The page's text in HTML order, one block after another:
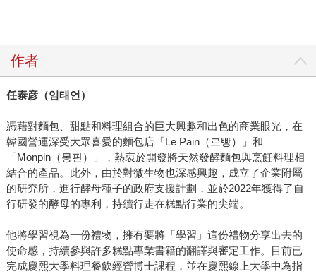
作者
任泰彦（임태언 ）
憑藉對麵包、甜點和料理組合的巨大興趣和出色的商業眼光，在
韓國營運深受大眾喜愛的麵包店「Le Pain（르빵）」和
「Monpin（몽핀）」，熱衷於開發將天然發酵麵包與烹飪料理相
結合的產品。此外，由於對微生物也深感興趣，成立了企業附屬
的研究所，進行酵母種子的政府支援計劃，並於2022年獲得了自
行研發的酵母的專利，持續行走在糕點行業的尖端。
他將學習視為一份禮物，擁有要將「學習」這份禮物分享出去的
使命感，持續參與許多糕點專業書籍的翻譯與審定工作。目前已
完成慶熙大學料理餐飲經營博士課程，並在慶熙線上大學中為指